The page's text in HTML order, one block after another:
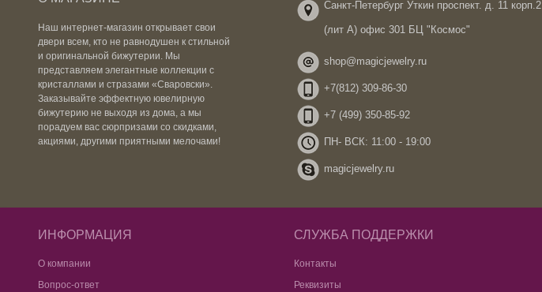
Наш интернет-магазин открывает свои
двери всем, кто не равнодушен к стильной
и оригинальной бижутерии. Мы
представляем элегантные коллекции с
кристаллами и стразами «Сваровски».
Заказывайте эффектную ювелирную
бижутерию не выходя из дома, а мы
порадуем вас сюрпризами со скидками,
акциями, другими приятными мелочами!
Санкт-Петербург Уткин проспект. д. 11 корп.2
(лит А) офис 301 БЦ "Космос"
shop@magicjewelry.ru
+7(812) 309-86-30
+7 (499) 350-85-92
ПН- ВСК: 11:00 - 19:00
magicjewelry.ru
ИНФОРМАЦИЯ
О компании
Вопрос-ответ
СЛУЖБА ПОДДЕРЖКИ
Контакты
Реквизиты